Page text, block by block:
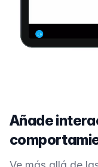
Añade